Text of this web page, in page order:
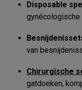
Disposable
gynécologische
van
Chirurgische
gatdoeken,